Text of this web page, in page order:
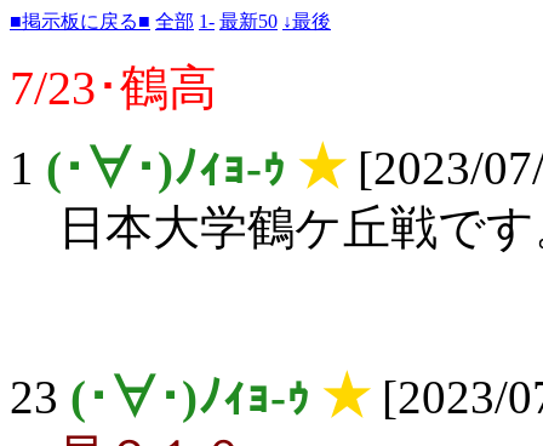
■掲示板に戻る■ 全部 1- 最新50 ↓最後
7/23･鶴高
1 (･∀･)ﾉｨｮ-ｩ ★[2023/
日本大学鶴ケ丘戦で
23 (･∀･)ﾉｨｮ-ｩ ★[2023/